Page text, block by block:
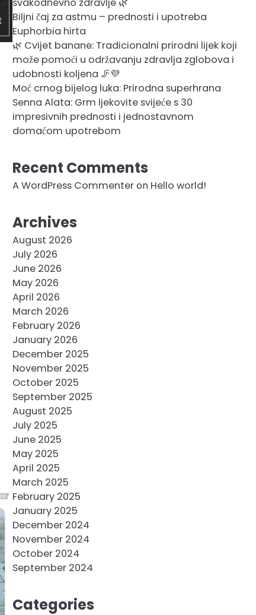
Biljni čaj za astmu – prednosti i upotreba
Euphorbia hirta
🌿 Cvijet banane: Tradicionalni prirodni lijek koji
može pomoći u održavanju zdravlja zglobova i
udobnosti koljena 🦵💜
Moć crnog bijelog luka: Prirodna superhrana
Senna Alata: Grm ljekovite svijeće s 30
impresivnih prednosti i jednostavnom
domaćom upotrebom
Recent Comments
A WordPress Commenteron Hello world!
Archives
August 2026
July 2026
June 2026
May 2026
April 2026
March 2026
February 2026
January 2026
December 2025
November 2025
October 2025
September 2025
August 2025
July 2025
June 2025
May 2025
April 2025
March 2025
February 2025
January 2025
December 2024
November 2024
October 2024
September 2024
Categories